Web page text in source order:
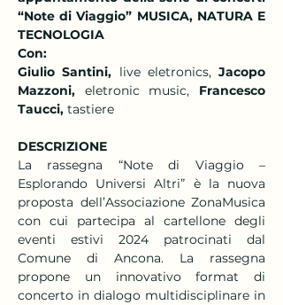
“Note di Viaggio” MUSICA, NATURA E
TECNOLOGIA
Con:
Giulio Santini, live eletronics, Jacopo
Mazzoni, eletronic music, Francesco
Taucci, tastiere
DESCRIZIONE
La rassegna “Note di Viaggio –
Esplorando Universi Altri” è la nuova
proposta dell’Associazione ZonaMusica
con cui partecipa al cartellone degli
eventi estivi 2024 patrocinati dal
Comune di Ancona. La rassegna
propone un innovativo format di
concerto in dialogo multidisciplinare in